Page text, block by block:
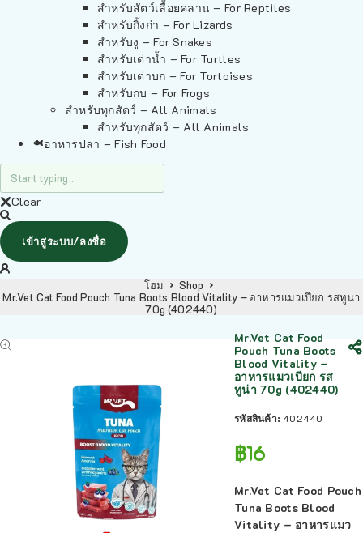
สำหรับสัตว์เลื้อยคลาน – For Reptiles
สำหรับกิ้งก่า – For Lizards
สำหรับงู – For Snakes
สำหรับเต่าน้ำ – For Turtles
สำหรับเต่าบก – For Tortoises
สำหรับกบ – For Frogs
สำหรับทุกสัตว์ – All Animals
สำหรับทุกสัตว์ – All Animals
อาหารปลา – Fish Food
Clear
เข้าสู่ระบบ/ลงชื่อ
โฮม
Shop
Mr.Vet Cat Food Pouch Tuna Boots Blood Vitality – อาหารแมวเปียก รสทูน่า
70g (402440)
Mr.Vet Cat Food
Pouch Tuna Boots
Blood Vitality –
อาหารแมวเปียก รส
ทูน่า 70g (402440)
รหัสสินค้า:402440
฿16
Mr.Vet Cat Food Pouch
Tuna Boots Blood
Vitality – อาหารแมว